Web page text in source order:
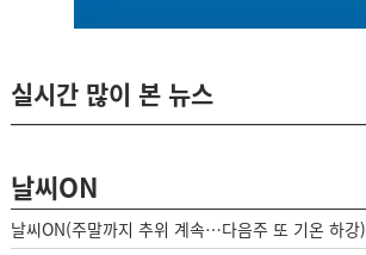
실시간 많이 본 뉴스
날씨ON
날씨ON(주말까지 추위 계속…다음주 또 기온 하강)